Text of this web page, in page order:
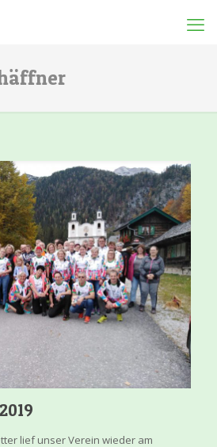
lief unser Verein wieder am